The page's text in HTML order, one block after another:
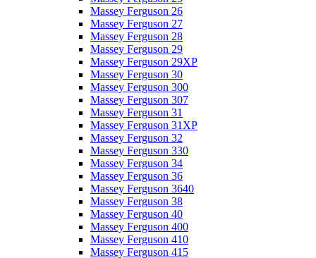
Massey Ferguson 26
Massey Ferguson 27
Massey Ferguson 28
Massey Ferguson 29
Massey Ferguson 29XP
Massey Ferguson 30
Massey Ferguson 300
Massey Ferguson 307
Massey Ferguson 31
Massey Ferguson 31XP
Massey Ferguson 32
Massey Ferguson 330
Massey Ferguson 34
Massey Ferguson 36
Massey Ferguson 3640
Massey Ferguson 38
Massey Ferguson 40
Massey Ferguson 400
Massey Ferguson 410
Massey Ferguson 415